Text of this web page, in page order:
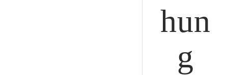
hun
g